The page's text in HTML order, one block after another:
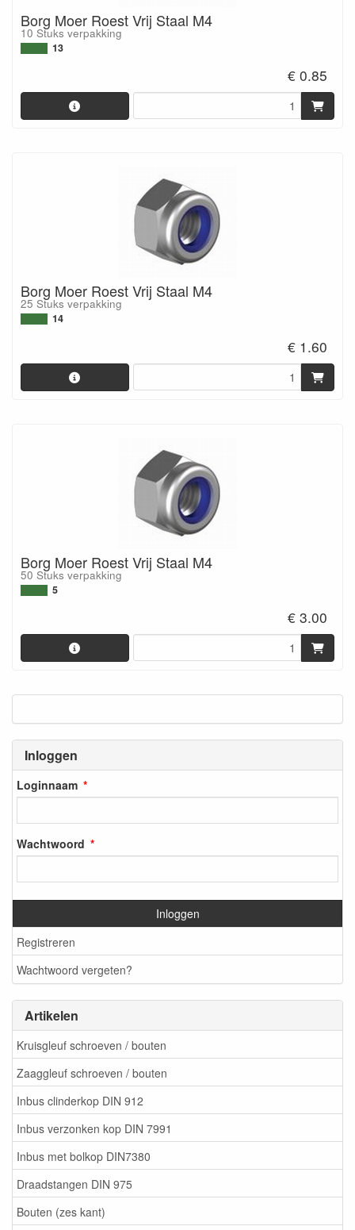
Inloggen
Loginnaam
Wachtwoord
Inloggen
Registreren
Wachtwoord vergeten?
Artikelen
Kruisgleuf schroeven / bouten
Zaaggleuf schroeven / bouten
Inbus clinderkop DIN 912
Inbus verzonken kop DIN 7991
Inbus met bolkop DIN7380
Draadstangen DIN 975
Bouten (zes kant)
Borg Moer Roest Vrij Staal M4
10 Stuks verpakking
13
€ 0.85
Borg Moer Roest Vrij Staal M4
25 Stuks verpakking
14
€ 1.60
Borg Moer Roest Vrij Staal M4
50 Stuks verpakking
5
€ 3.00